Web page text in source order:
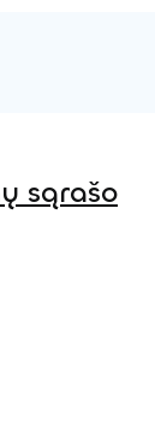
sąrašo